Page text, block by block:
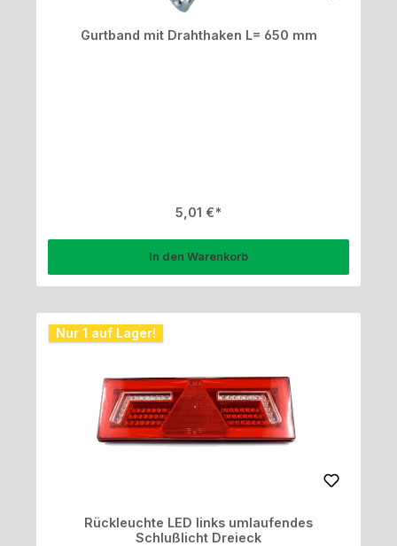
Gurtband mit Drahthaken L= 650 mm
Regulärer Preis:
5,01 €
In den Warenkorb
Nur 1 auf Lager!
Rückleuchte LED links umlaufendes
Schlußlicht Dreieck